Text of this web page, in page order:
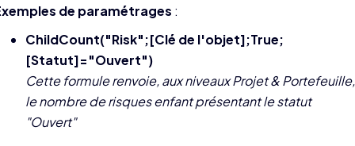
de paramétrages :
ChildCount("Risk";[Clé de l'objet];True;
[Statut]="Ouvert")
Cette formule renvoie, aux niveaux Projet & Portefeuille,
le nombre de risques enfant présentant le statut
"Ouvert"